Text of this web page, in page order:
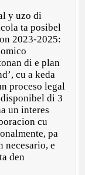
y uzo di
ta posibel
2023-2025:
di e plan
cu a keda
proceso legal
disponibel di 3
un interes
cu
pa
necesario, e
den